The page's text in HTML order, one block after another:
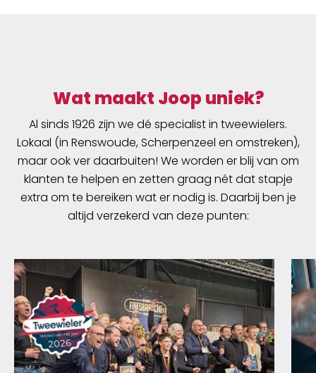
Wat maakt Joop uniek?
Al sinds 1926 zijn we dé specialist in tweewielers.
Lokaal (in Renswoude, Scherpenzeel en omstreken),
maar ook ver daarbuiten! We worden er blij van om
klanten te helpen en zetten graag nét dat stapje
extra om te bereiken wat er nodig is. Daarbij ben je
altijd verzekerd van deze punten: